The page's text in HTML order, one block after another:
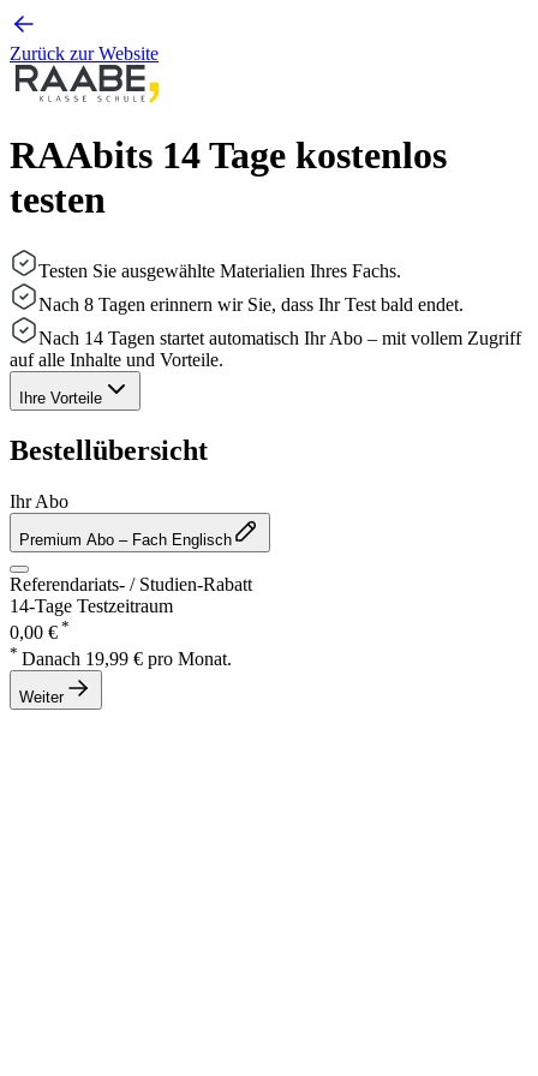
Zurück zur Website
RAAbits 14 Tage kostenlos
testen
Testen Sie ausgewählte Materialien Ihres Fachs.
Nach 8 Tagen erinnern wir Sie, dass Ihr Test bald endet.
Nach 14 Tagen startet automatisch Ihr Abo – mit vollem Zugriff
auf alle Inhalte und Vorteile.
Ihre Vorteile
Bestellübersicht
Ihr Abo
Premium Abo – Fach Englisch
Referendariats- / Studien-Rabatt
14-Tage Testzeitraum
0,00 € *
* Danach 19,99 € pro Monat.
Weiter